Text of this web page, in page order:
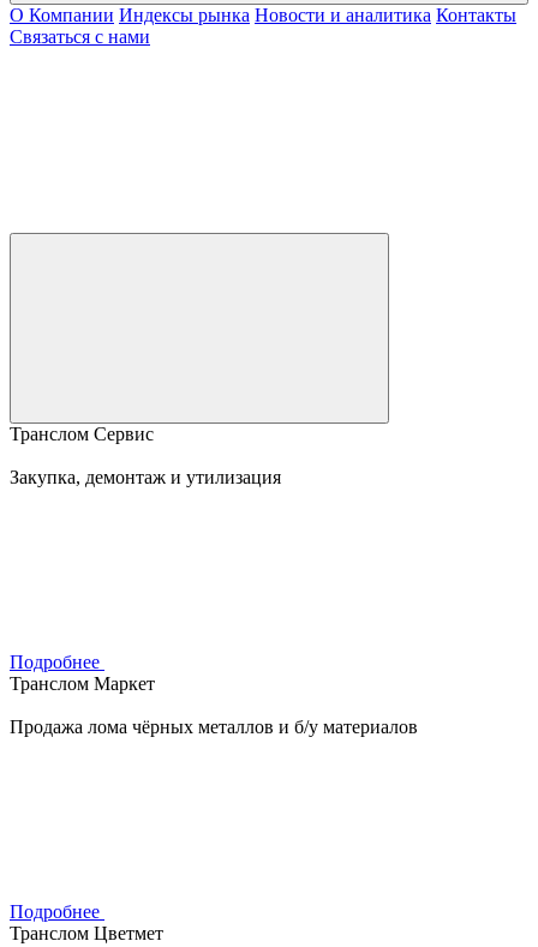
О Компании Индексы рынка Новости и аналитика Контакты
Связаться с нами
Транслом Сервис
Закупка, демонтаж и утилизация
Подробнее
Транслом Маркет
Продажа лома чёрных металлов и б/у материалов
Подробнее
Транслом Цветмет